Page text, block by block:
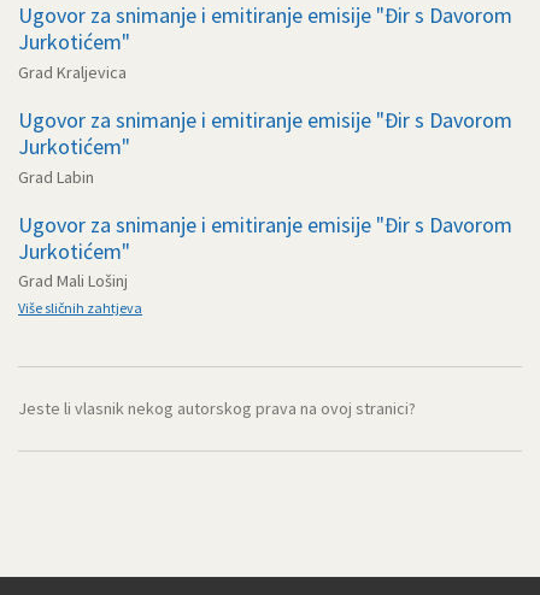
Ugovor za snimanje i emitiranje emisije "Đir s Davorom
Jurkotićem"
Grad Kraljevica
Ugovor za snimanje i emitiranje emisije "Đir s Davorom
Jurkotićem"
Grad Labin
Ugovor za snimanje i emitiranje emisije "Đir s Davorom
Jurkotićem"
Grad Mali Lošinj
Više sličnih zahtjeva
Jeste li vlasnik nekog autorskog prava na ovoj stranici?